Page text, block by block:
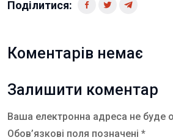
Поділитися:
Коментарів немає
Залишити коментар
Ваша електронна адреса не буде
Обов’язкові поля позначені *